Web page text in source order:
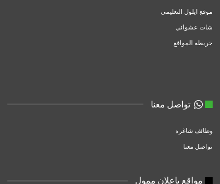
موقع ايلول التعليمي
شات عشوائي
خريطه المواقع
تواصل معنا
وظائف شاغره
تواصل معنا
مواقع باعلان ممول